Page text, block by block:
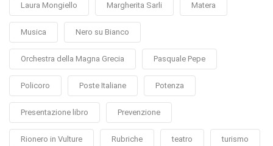
Laura Mongiello Margherita Sarli Matera
Musica Nero su Bianco
Orchestra della Magna Grecia Pasquale Pepe
Policoro Poste Italiane Potenza
Presentazione libro Prevenzione
Rionero in Vulture Rubriche teatro turismo